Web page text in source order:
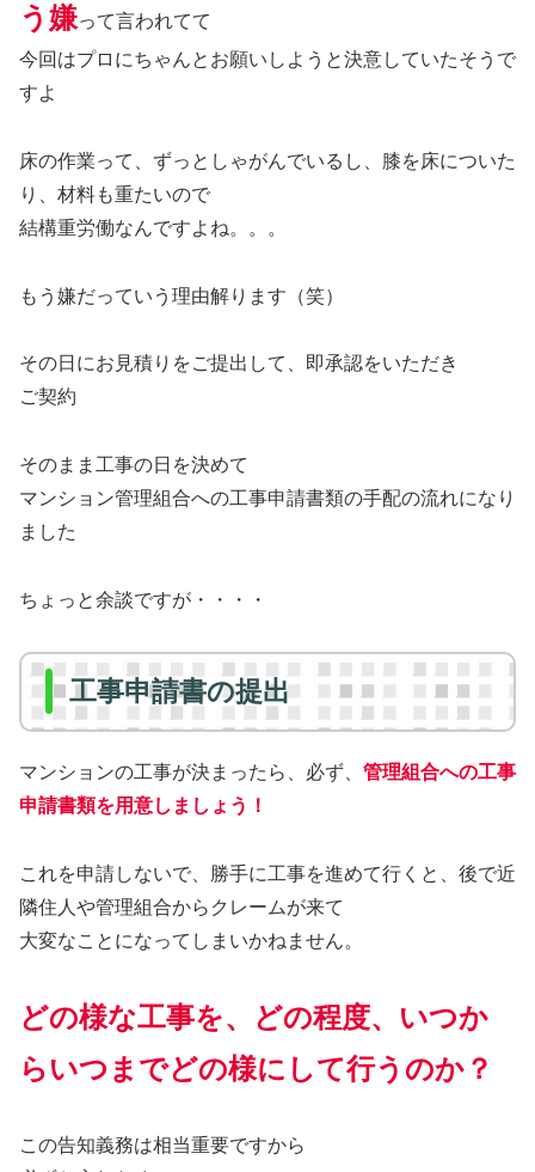
う嫌って言われてて
今回はプロにちゃんとお願いしようと決意していたそうで
すよ
床の作業って、ずっとしゃがんでいるし、膝を床についた
り、材料も重たいので
結構重労働なんですよね。。。
もう嫌だっていう理由解ります（笑）
その日にお見積りをご提出して、即承認をいただき
ご契約
そのまま工事の日を決めて
マンション管理組合への工事申請書類の手配の流れになり
ました
ちょっと余談ですが・・・・
工事申請書の提出
マンションの工事が決まったら、必ず、 管理組合への工事
申請書類を用意しましょう！
これを申請しないで、勝手に工事を進めて行くと、後で近
隣住人や管理組合からクレームが来て
大変なことになってしまいかねません。
どの様な工事を、どの程度、いつか
らいつまでどの様にして行うのか？
この告知義務は相当重要ですから